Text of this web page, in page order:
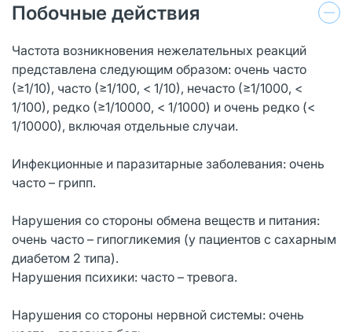
Побочные действия
Частота возникновения нежелательных реакций
представлена следующим образом: очень часто
(≥1/10), часто (≥1/100, < 1/10), нечасто (≥1/1000, <
1/100), редко (≥1/10000, < 1/1000) и очень редко (<
1/10000), включая отдельные случаи.
Инфекционные и паразитарные заболевания: очень
часто – грипп.
Нарушения со стороны обмена веществ и питания:
очень часто – гипогликемия (у пациентов с сахарным
диабетом 2 типа).
Нарушения психики: часто – тревога.
Нарушения со стороны нервной системы: очень